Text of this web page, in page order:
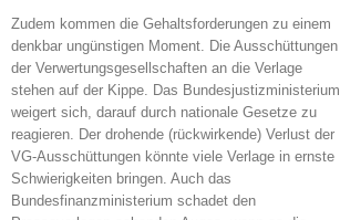
Zudem kommen die Gehaltsforderungen zu einem
denkbar ungünstigen Moment. Die Ausschüttungen
der Verwertungsgesellschaften an die Verlage
stehen auf der Kippe. Das Bundesjustizministerium
weigert sich, darauf durch nationale Gesetze zu
reagieren. Der drohende (rückwirkende) Verlust der
VG-Ausschüttungen könnte viele Verlage in ernste
Schwierigkeiten bringen. Auch das
Bundesfinanzministerium schadet den